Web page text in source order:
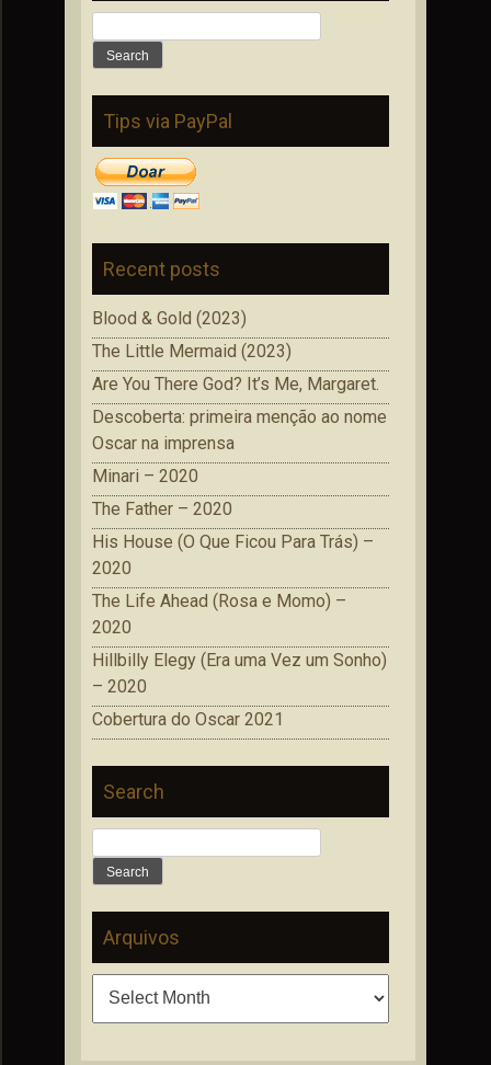
for:
Tips via PayPal
Recent posts
Blood & Gold (2023)
The Little Mermaid (2023)
Are You There God? It’s Me, Margaret.
Descoberta: primeira menção ao nome
Oscar na imprensa
Minari – 2020
The Father – 2020
His House (O Que Ficou Para Trás) –
2020
The Life Ahead (Rosa e Momo) –
2020
Hillbilly Elegy (Era uma Vez um Sonho)
– 2020
Cobertura do Oscar 2021
Search
for:
Arquivos
Arquivos